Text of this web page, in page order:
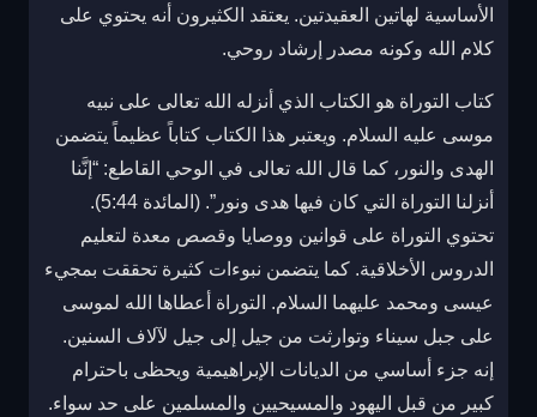
الأساسية لهاتين العقيدتين. يعتقد الكثيرون أنه يحتوي على
كلام الله وكونه مصدر إرشاد روحي.
كتاب التوراة هو الكتاب الذي أنزله الله تعالى على نبيه
موسى عليه السلام. ويعتبر هذا الكتاب كتاباً عظيماً يتضمن
الهدى والنور، كما قال الله تعالى في الوحي القاطع: “إنَّنا
أنزلنا التوراة التي كان فيها هدى ونور”. (المائدة 5:44).
تحتوي التوراة على قوانين ووصايا وقصص معدة لتعليم
الدروس الأخلاقية. كما يتضمن نبوءات كثيرة تحققت بمجيء
عيسى ومحمد عليهما السلام. التوراة أعطاها الله لموسى
على جبل سيناء وتوارثت من جيل إلى جيل لآلاف السنين.
إنه جزء أساسي من الديانات الإبراهيمية ويحظى باحترام
كبير من قبل اليهود والمسيحيين والمسلمين على حد سواء.